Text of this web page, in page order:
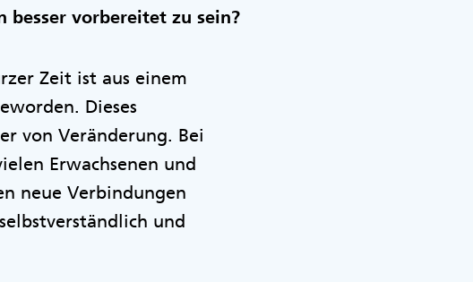
besser vorbereitet zu sein?
Zeit ist aus einem
Dieses
von Veränderung. Bei
Erwachsenen und
neue Verbindungen
und